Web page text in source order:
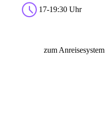
17-19:30 Uhr
zum Anreisesystem